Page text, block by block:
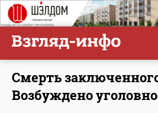
Смерть
Возбуждено